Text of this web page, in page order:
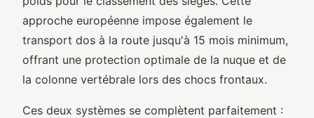
approche européenne impose également le
transport dos à la route jusqu'à 15 mois minimum,
offrant une protection optimale de la nuque et de
la colonne vertébrale lors des chocs frontaux.
Ces deux systèmes se complètent parfaitement :